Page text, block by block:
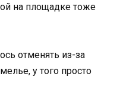
на площадке тоже
отменять из-за
у того просто